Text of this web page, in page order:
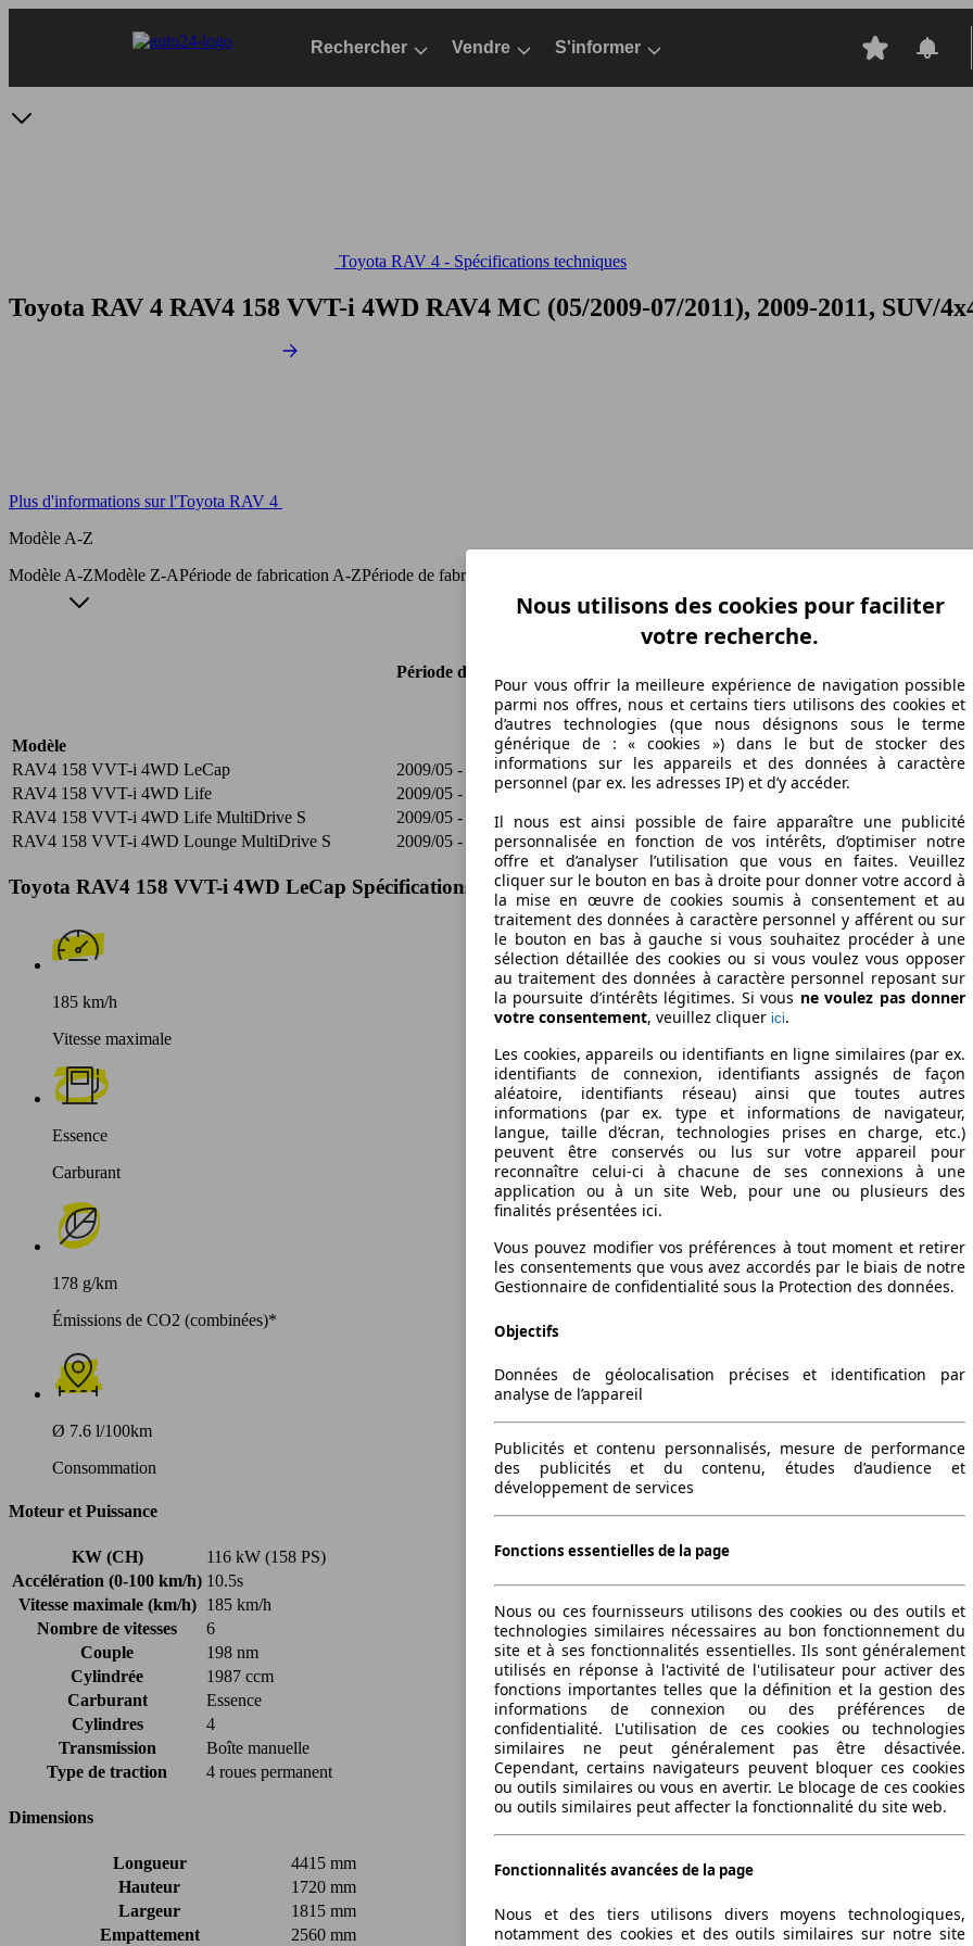
Rechercher Vendre S'informer
Toyota RAV 4 - Spécifications techniques
Toyota RAV 4 RAV4 158 VVT-i 4WD RAV4 MC (05/2009-07/2011), 2009-2011, SUV/
Plus d'informations sur l'Toyota RAV 4
Modèle A-Z
Modèle A-ZModèle Z-APériode de fabrication A-ZPériode de fabrication Z-A Ø
Modèle
Période de fabrication
RAV4 158 VVT-i 4WD LeCap 2009/05 - 2011/07 116 KW (158 PS) 7.6 l/100km
RAV4 158 VVT-i 4WD Life
2009/05 - 2011/07 116 KW (158 PS) 7.6 l/100km
RAV4 158 VVT-i 4WD Life MultiDrive S
2009/05 - 2011/07 116 KW (158 PS) 7.5 l/100km
RAV4 158 VVT-i 4WD Lounge MultiDrive S
2009/05 - 2011/07 116 KW (158 PS) 7.5 l/100km
Toyota RAV4 158 VVT-i 4WD LeCap Spécifications techniques
185 km/h
Vitesse maximale
Essence
Carburant
178 g/km
Émissions de CO2 (combinées)*
Ø 7.6 l/100km
Consommation
Moteur et Puissance
KW (CH)
116 kW (158 PS)
Accélération (0-100 km/h) 10.5s
Vitesse maximale (km/h)
185 km/h
Nombre de vitesses
6
Couple
198 nm
Cylindrée
1987 ccm
Carburant
Essence
Cylindres
4
Transmission
Boîte manuelle
Type de traction
4 roues permanent
Dimensions
Longueur
4415 mm
Hauteur
1720 mm
Largeur
1815 mm
Empattement
2560 mm
Nous utilisons des cookies pour faciliter
votre recherche.
Pour vous offrir la meilleure expérience de navigation possible
parmi nos offres, nous et certains tiers utilisons des cookies et
d’autres technologies (que nous désignons sous le terme
générique de : « cookies ») dans le but de stocker des
informations sur les appareils et des données à caractère
personnel (par ex. les adresses IP) et d’y accéder.
Il nous est ainsi possible de faire apparaître une publicité
personnalisée en fonction de vos intérêts, d’optimiser notre
offre et d’analyser l’utilisation que vous en faites. Veuillez
cliquer sur le bouton en bas à droite pour donner votre accord à
la mise en œuvre de cookies soumis à consentement et au
traitement des données à caractère personnel y afférent ou sur
le bouton en bas à gauche si vous souhaitez procéder à une
sélection détaillée des cookies ou si vous voulez vous opposer
au traitement des données à caractère personnel reposant sur
la poursuite d’intérêts légitimes. Si vous ne voulez pas donner
votre consentement, veuillez cliquer ici.
Les cookies, appareils ou identifiants en ligne similaires (par ex.
identifiants de connexion, identifiants assignés de façon
aléatoire, identifiants réseau) ainsi que toutes autres
informations (par ex. type et informations de navigateur,
langue, taille d’écran, technologies prises en charge, etc.)
peuvent être conservés ou lus sur votre appareil pour
reconnaître celui-ci à chacune de ses connexions à une
application ou à un site Web, pour une ou plusieurs des
finalités présentées ici.
Vous pouvez modifier vos préférences à tout moment et retirer
les consentements que vous avez accordés par le biais de notre
Gestionnaire de confidentialité sous la Protection des données.
Objectifs
Données de géolocalisation précises et identification par
analyse de l’appareil
Publicités et contenu personnalisés, mesure de performance
des publicités et du contenu, études d’audience et
développement de services
Fonctions essentielles de la page
Nous ou ces fournisseurs utilisons des cookies ou des outils et
technologies similaires nécessaires au bon fonctionnement du
site et à ses fonctionnalités essentielles. Ils sont généralement
utilisés en réponse à l'activité de l'utilisateur pour activer des
fonctions importantes telles que la définition et la gestion des
informations de connexion ou des préférences de
confidentialité. L'utilisation de ces cookies ou technologies
similaires ne peut généralement pas être désactivée.
Cependant, certains navigateurs peuvent bloquer ces cookies
ou outils similaires ou vous en avertir. Le blocage de ces cookies
ou outils similaires peut affecter la fonctionnalité du site web.
Fonctionnalités avancées de la page
Nous et des tiers utilisons divers moyens technologiques,
notamment des cookies et des outils similaires sur notre site